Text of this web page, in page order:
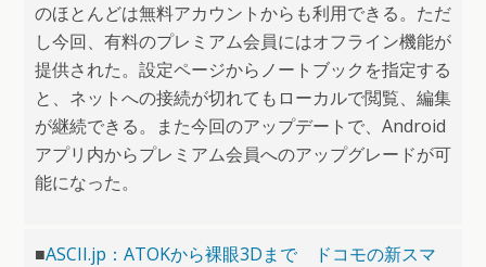
のほとんどは無料アカウントからも利用できる。ただ
し今回、有料のプレミアム会員にはオフライン機能が
提供された。設定ページからノートブックを指定する
と、ネットへの接続が切れてもローカルで閲覧、編集
が継続できる。また今回のアップデートで、Android
アプリ内からプレミアム会員へのアップグレードが可
能になった。
■ASCII.jp：ATOKから裸眼3Dまで ドコモの新スマ